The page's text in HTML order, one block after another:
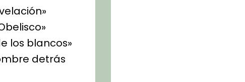
los blancos»
detrás